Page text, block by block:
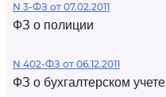
N 3-ФЗ от 07.02.2011
ФЗ о полиции
N 402-ФЗ от 06.12.2011
ФЗ о бухгалтерском учете